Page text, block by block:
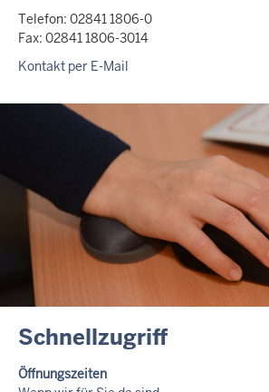
Telefon: 02841 1806-0
Fax: 02841 1806-3014
Kontakt per E-Mail
Schnellzugriff
Öffnungszeiten